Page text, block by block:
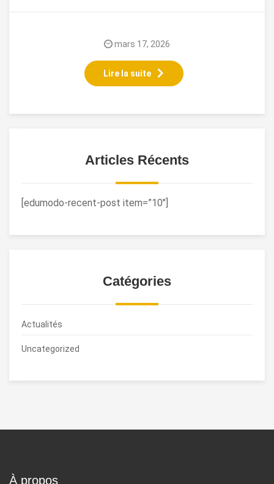
Lire la suite
mars 17, 2026
Articles Récents
[edumodo-recent-post item=”10″]
Catégories
Actualités
Uncategorized
À propos